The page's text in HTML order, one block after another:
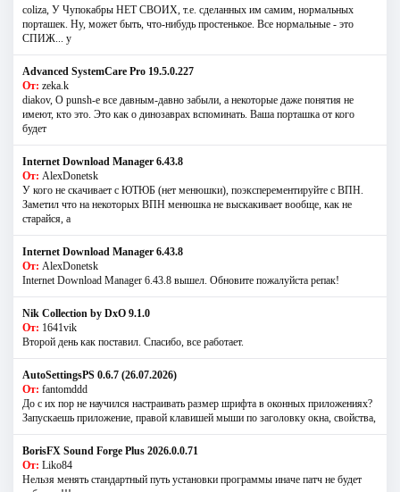
coliza, У Чупокабры НЕТ СВОИХ, т.е. сделанных им самим, нормальных
порташек. Ну, может быть, что-нибудь простенькое. Все нормальные - это
СПИЖ... у
Advanced SystemCare Pro 19.5.0.227
От: zeka.k
diakov, О punsh-е все давным-давно забыли, а некоторые даже понятия не
имеют, кто это. Это как о динозаврах вспоминать. Ваша порташка от кого
будет
Internet Download Manager 6.43.8
От: AlexDonetsk
У кого не скачивает с ЮТЮБ (нет менюшки), поэксперементируйте с ВПН.
Заметил что на некоторых ВПН менюшка не выскакивает вообще, как не
старайся, а
Internet Download Manager 6.43.8
От: AlexDonetsk
Internet Download Manager 6.43.8 вышел. Обновите пожалуйста репак!
Nik Collection by DxO 9.1.0
От: 1641vik
Второй день как поставил. Спасибо, все работает.
AutoSettingsPS 0.6.7 (26.07.2026)
От: fantomddd
До с их пор не научился настраивать размер шрифта в оконных приложениях?
Запускаешь приложение, правой клавишей мыши по заголовку окна, свойства,
BorisFX Sound Forge Plus 2026.0.0.71
От: Liko84
Нельзя менять стандартный путь установки программы иначе патч не будет